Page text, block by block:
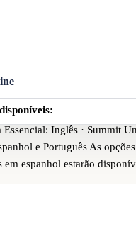
Essencial: Inglês · Summit
e Português As
em espanhol estarão